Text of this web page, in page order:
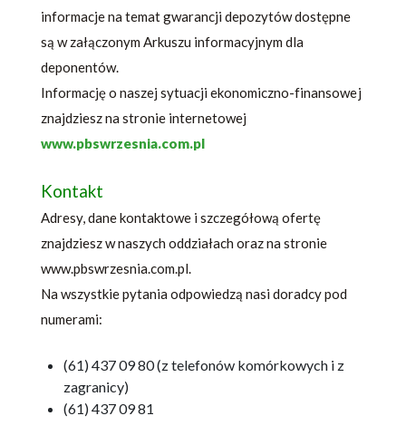
informacje na temat gwarancji depozytów dostępne
są w załączonym Arkuszu informacyjnym dla
deponentów.
Informację o naszej sytuacji ekonomiczno-finansowej
znajdziesz na stronie internetowej
www.pbswrzesnia.com.pl
Kontakt
Adresy, dane kontaktowe i szczegółową ofertę
znajdziesz w naszych oddziałach oraz na stronie
www.pbswrzesnia.com.pl.
Na wszystkie pytania odpowiedzą nasi doradcy pod
numerami:
(61) 437 09 80 (z telefonów komórkowych i z
zagranicy)
(61) 437 09 81